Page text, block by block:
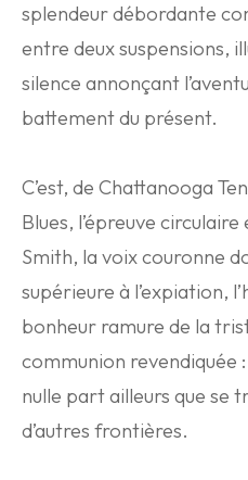
splendeur débordante
entre deux suspensions,
silence annonçant
battement du présent.
C’est, de Chattanooga
Blues, l’épreuve
Smith, la voix couronne
supérieure à l’expiation,
bonheur ramure de la
communion revendiquée
nulle part ailleurs que se
d’autres frontières.